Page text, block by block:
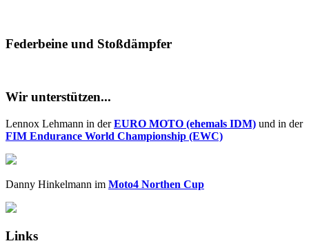
Federbeine und Stoßdämpfer
Wir unterstützen...
Lennox Lehmann in derEURO MOTO (ehemals IDM) und in der
FIM Endurance World Championship (EWC)
Danny Hinkelmann im Moto4 Northen Cup
Links